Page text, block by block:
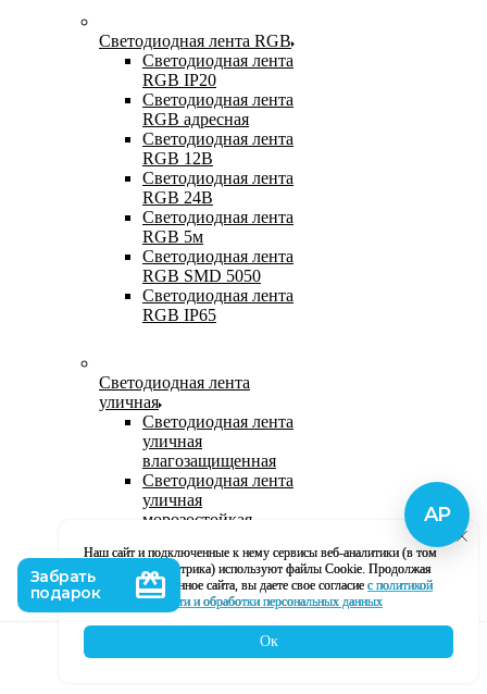
Светодиодная лента RGB
Светодиодная лента
RGB IP20
Светодиодная лента
RGB адресная
Светодиодная лента
RGB 12В
Светодиодная лента
RGB 24В
Светодиодная лента
RGB 5м
Светодиодная лента
RGB SMD 5050
Светодиодная лента
RGB IP65
Светодиодная лента
уличная
Светодиодная лента
уличная
влагозащищенная
Светодиодная лента
уличная
морозостойкая
светодиодная лента
220В
Светодиодная лента
уличная в силиконе
Наш сайт и подключенные к нему сервисы веб-аналитики (в том
числе, Яндекс Метрика) используют файлы Cookie. Продолжая
использование данное сайта, вы даете свое согласие с политикой
кофиденциальности и обработки персональных данных
Ок